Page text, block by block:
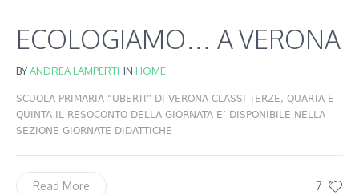
ECOLOGIAMO… A VERONA
BYANDREA LAMPERTI IN HOME
SCUOLA PRIMARIA “UBERTI” DI VERONA CLASSI TERZE, QUARTA E
QUINTA IL RESOCONTO DELLA GIORNATA E’ DISPONIBILE NELLA
SEZIONE GIORNATE DIDATTICHE
7
Read More